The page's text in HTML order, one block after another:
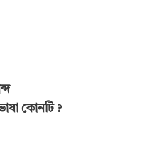
কোনটি ?